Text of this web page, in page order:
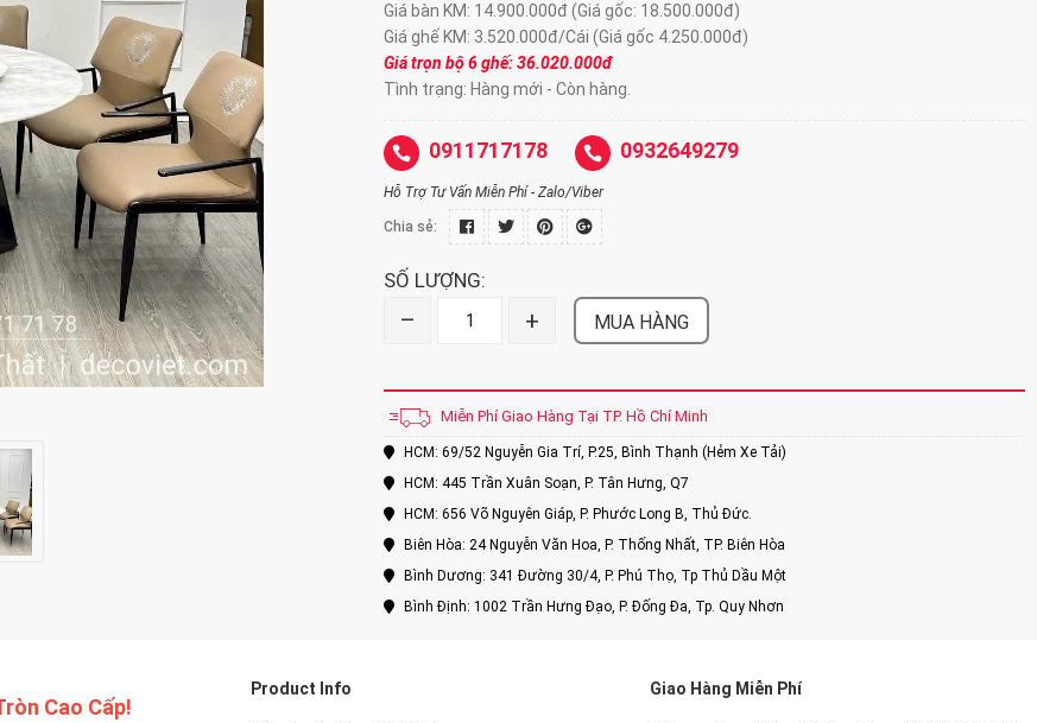
Giá bàn KM: 14.900.000đ (Giá gốc: 18.500.000đ)
Giá ghế KM: 3.520.000đ/Cái (Giá gốc 4.250.000đ)
Giá trọn bộ 6 ghế: 36.020.000đ
Tình trạng: Hàng mới - Còn hàng.
0911717178 0932649279
Hỗ Trợ Tư Vấn Miễn Phí - Zalo/Viber
Chia sẻ:
SỐ LƯỢNG:
– + MUA HÀNG
Miễn Phí Giao Hàng Tại TP. Hồ Chí Minh
HCM: 69/52 Nguyễn Gia Trí, P.25, Bình Thạnh (Hẻm Xe Tải)
HCM: 445 Trần Xuân Soạn, P. Tân Hưng, Q7
HCM: 656 Võ Nguyên Giáp, P. Phước Long B, Thủ Đức.
Biên Hòa: 24 Nguyễn Văn Hoa, P. Thống Nhất, TP. Biên Hòa
Bình Dương: 341 Đường 30/4, P. Phú Thọ, Tp Thủ Dầu Một
Bình Định: 1002 Trần Hưng Đạo, P. Đống Đa, Tp. Quy Nhơn
Cao Cấp!
Product Info Giao Hàng Miễn Phí